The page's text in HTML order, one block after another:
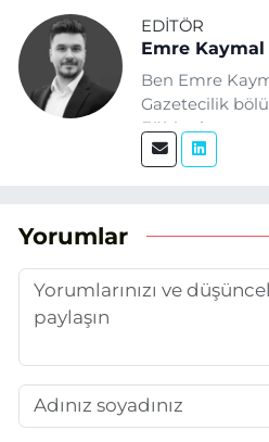
EDITÖR
Emre Kaymal
Ben Emre
Gazetecilik
Eğitim
üretimi ve
temel alıyorum.
Yorumlar